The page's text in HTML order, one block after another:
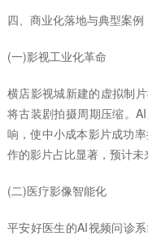
四、商业化落地与典型案例
(一)影视工业化革命
横店影视城新建的虚拟制
将古装剧拍摄周期压缩。
响，使中小成本影片成功
作的影片占比显著，预计未
(二)医疗影像智能化
平安好医生的AI视频问诊